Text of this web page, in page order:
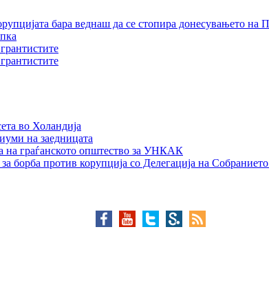
бара веднаш да се стопира донесувањето на
во Холандија
на заедницата
на граѓанското општество за УНКАК
борба против корупција со Делегација на